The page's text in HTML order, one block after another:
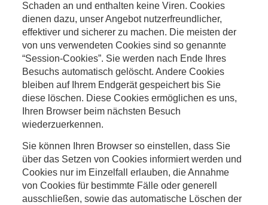
Schaden an und enthalten keine Viren. Cookies
dienen dazu, unser Angebot nutzerfreundlicher,
effektiver und sicherer zu machen. Die meisten der
von uns verwendeten Cookies sind so genannte
“Session-Cookies”. Sie werden nach Ende Ihres
Besuchs automatisch gelöscht. Andere Cookies
bleiben auf Ihrem Endgerät gespeichert bis Sie
diese löschen. Diese Cookies ermöglichen es uns,
Ihren Browser beim nächsten Besuch
wiederzuerkennen.
Sie können Ihren Browser so einstellen, dass Sie
über das Setzen von Cookies informiert werden und
Cookies nur im Einzelfall erlauben, die Annahme
von Cookies für bestimmte Fälle oder generell
ausschließen, sowie das automatische Löschen der